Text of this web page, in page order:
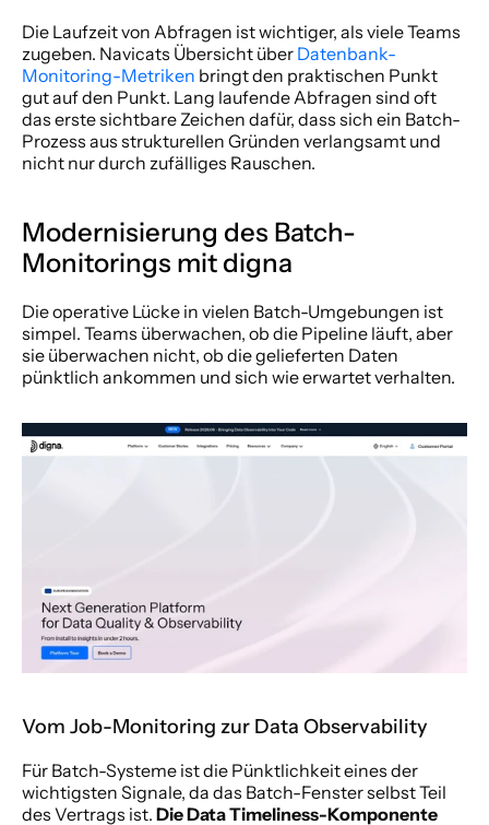
Die Laufzeit von Abfragen ist wichtiger, als viele Teams
zugeben. Navicats Übersicht über Datenbank-
Monitoring-Metriken bringt den praktischen Punkt
gut auf den Punkt. Lang laufende Abfragen sind oft
das erste sichtbare Zeichen dafür, dass sich ein Batch-
Prozess aus strukturellen Gründen verlangsamt und
nicht nur durch zufälliges Rauschen.
Modernisierung des Batch-
Monitorings mit digna
Die operative Lücke in vielen Batch-Umgebungen ist
simpel. Teams überwachen, ob die Pipeline läuft, aber
sie überwachen nicht, ob die gelieferten Daten
pünktlich ankommen und sich wie erwartet verhalten.
Vom Job-Monitoring zur Data Observability
Für Batch-Systeme ist die Pünktlichkeit eines der
wichtigsten Signale, da das Batch-Fenster selbst Teil
des Vertrags ist. Die Data Timeliness-Komponente